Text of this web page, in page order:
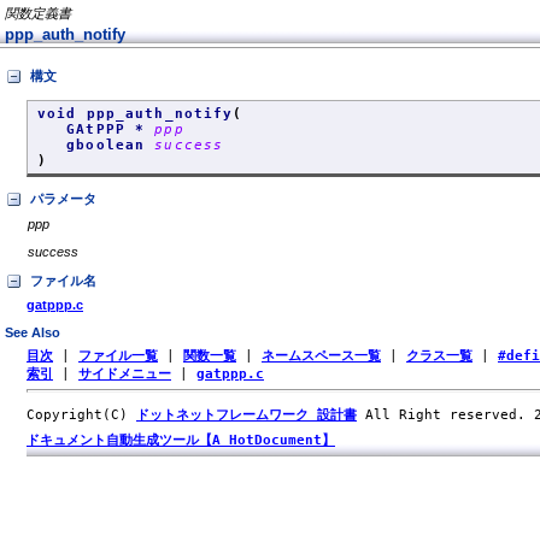
関数定義書
ppp_auth_notify
構文
void ppp_auth_notify (
GAtPPP *ppp
gbooleansuccess
)
パラメータ
ppp
success
ファイル名
gatppp.c
See Also
目次 ファイル一覧 関数一覧 ネームスペース一覧 クラス一覧
索引
サイドメニュー gatppp.c
Copyright(C) ドットネットフレームワーク 設計書 All Right reserved.
ドキュメント自動生成ツール【A HotDocument】